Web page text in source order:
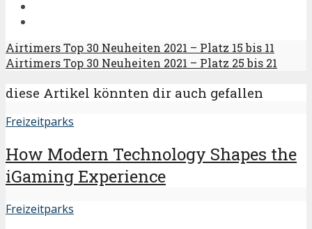
Airtimers Top 30 Neuheiten 2021 – Platz 15 bis 11
Airtimers Top 30 Neuheiten 2021 – Platz 25 bis 21
diese Artikel könnten dir auch gefallen
Freizeitparks
How Modern Technology Shapes the
iGaming Experience
Freizeitparks